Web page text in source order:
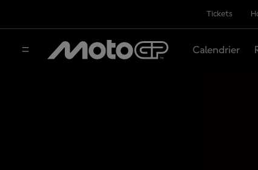
Tickets
Calendrier